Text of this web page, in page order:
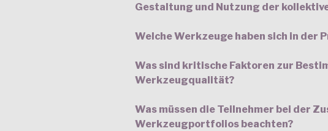
Gestaltung und Nutzung der
Welche Werkzeuge haben sich in der
Was sind kritische Faktoren zur
Werkzeugqualität?
Was müssen die Teilnehmer bei der
Werkzeugportfolios beachten?